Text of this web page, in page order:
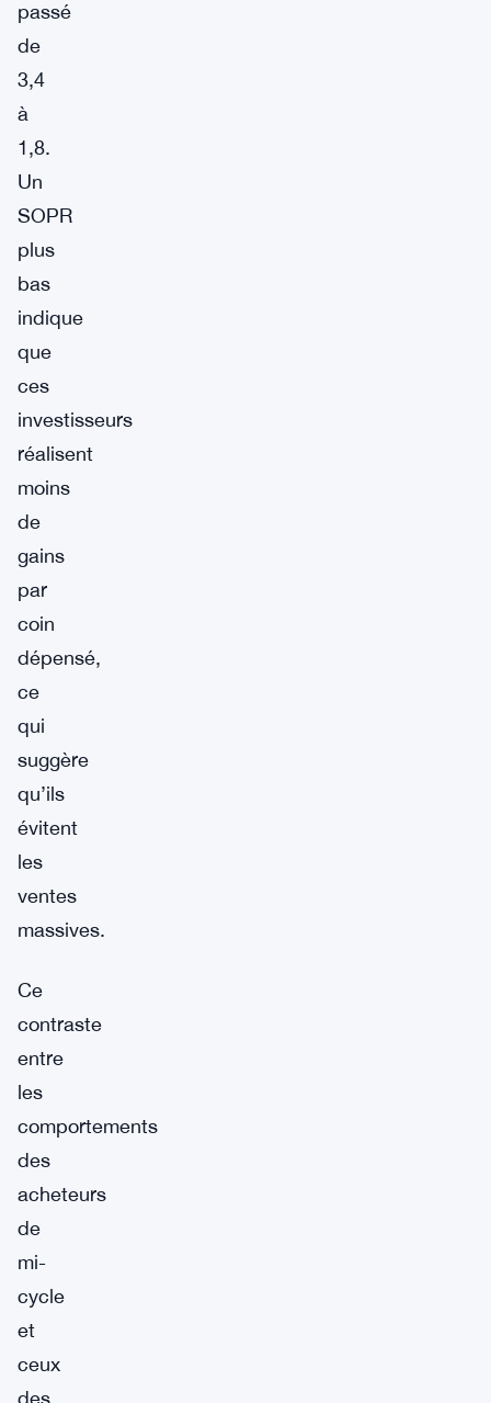
passé
de
3,4
à
1,8.
Un
SOPR
plus
bas
indique
que
ces
investisseurs
réalisent
moins
de
gains
par
coin
dépensé,
ce
qui
suggère
qu’ils
évitent
les
ventes
massives.
Ce
contraste
entre
les
comportements
des
acheteurs
de
mi-
cycle
et
ceux
des